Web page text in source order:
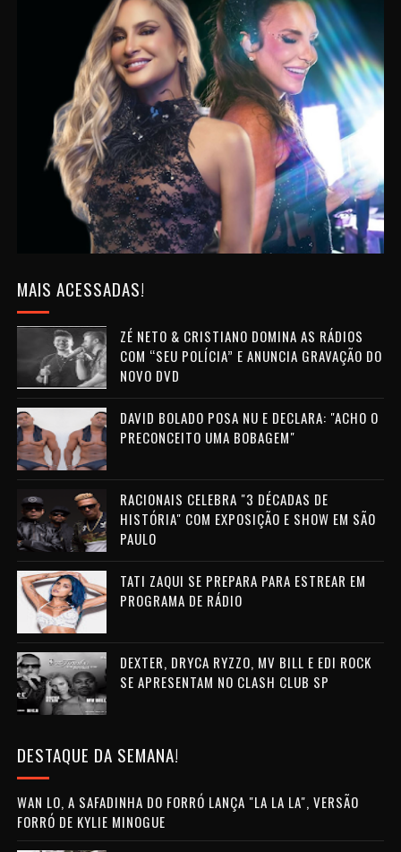
MAIS ACESSADAS!
ZÉ NETO & CRISTIANO DOMINA AS RÁDIOS
COM “SEU POLÍCIA” E ANUNCIA GRAVAÇÃO DO
NOVO DVD
DAVID BOLADO POSA NU E DECLARA: "ACHO O
PRECONCEITO UMA BOBAGEM"
RACIONAIS CELEBRA "3 DÉCADAS DE
HISTÓRIA" COM EXPOSIÇÃO E SHOW EM SÃO
PAULO
TATI ZAQUI SE PREPARA PARA ESTREAR EM
PROGRAMA DE RÁDIO
DEXTER, DRYCA RYZZO, MV BILL E EDI ROCK
SE APRESENTAM NO CLASH CLUB SP
DESTAQUE DA SEMANA!
WAN LO, A SAFADINHA DO FORRÓ LANÇA "LA LA LA", VERSÃO
FORRÓ DE KYLIE MINOGUE